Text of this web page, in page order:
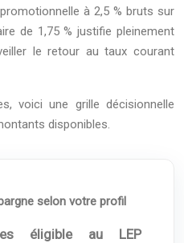
à 2,5 % bruts sur
de 1,75 % justifie pleinement
le retour au taux courant
voici une grille décisionnelle
disponibles.
selon votre profil
éligible au LEP